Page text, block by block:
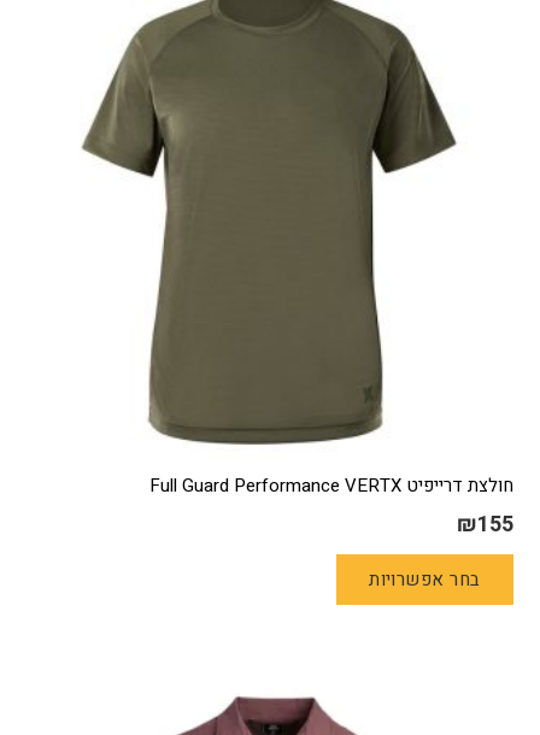
ניתן
חולצת דרייפיט Full Guard Performance VERTX
₪155
בחר אפשרויות
ניתן